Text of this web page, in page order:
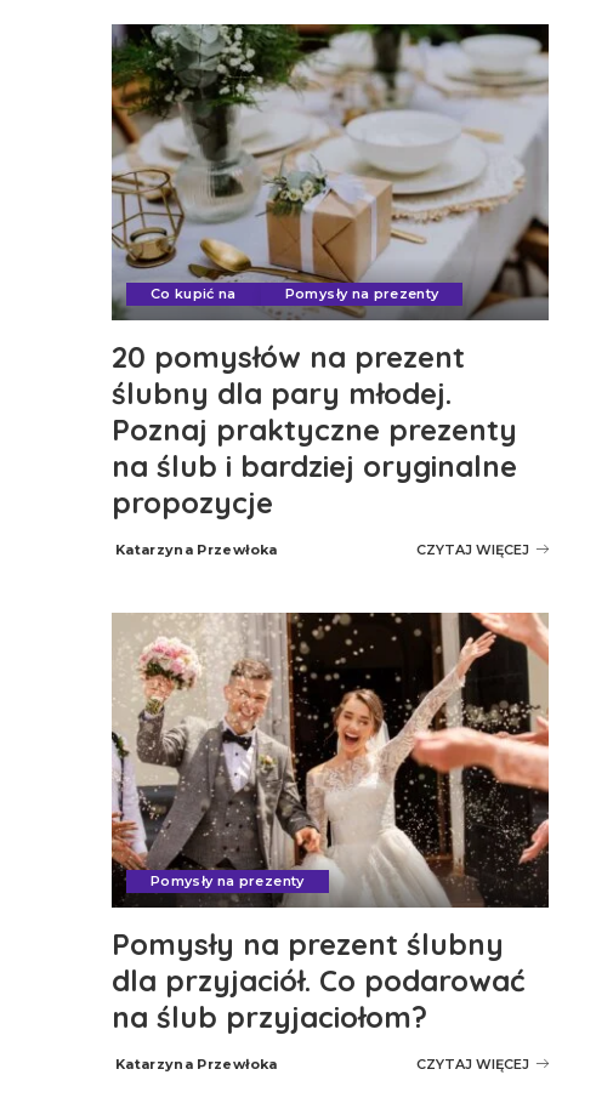
Co kupić na Pomysły na prezenty
20 pomysłów na prezent
ślubny dla pary młodej.
Poznaj praktyczne prezenty
na ślub i bardziej oryginalne
propozycje
Posted
Katarzyna Przewłoka CZYTAJ WIĘCEJ
Pomysły na prezenty
Pomysły na prezent ślubny
dla przyjaciół. Co podarować
na ślub przyjaciołom?
Posted
Katarzyna Przewłoka CZYTAJ WIĘCEJ